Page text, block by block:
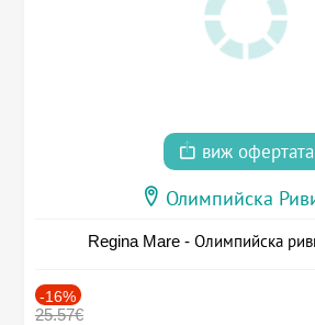
виж офертата
Олимпийска
Regina Mare - Олимпийска
-16%
25.57€